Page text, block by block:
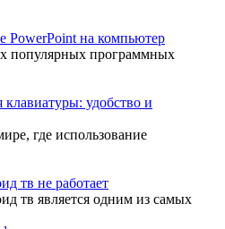
PowerPoint на компьютер
популярных программных
удобство и
где использование
тв не работает
тв является одним из самых